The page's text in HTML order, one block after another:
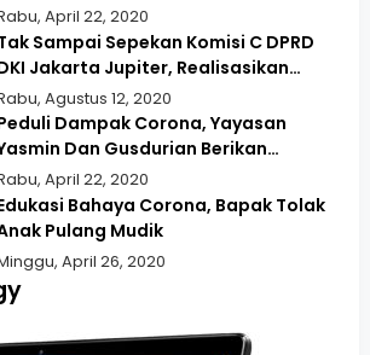
April 22, 2020
Sampai Sepekan Komisi C DPRD
Jakarta Jupiter, Realisasikan
Masyarakat Duri Kepa Kebun
Agustus 12, 2020
Dampak Corona, Yayasan
Dan Gusdurian Berikan
Untuk Wilayah Pekojan
April 22, 2020
Bahaya Corona, Bapak Tolak
Pulang Mudik
April 26, 2020